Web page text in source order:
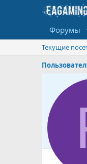
Форумы
Текущие